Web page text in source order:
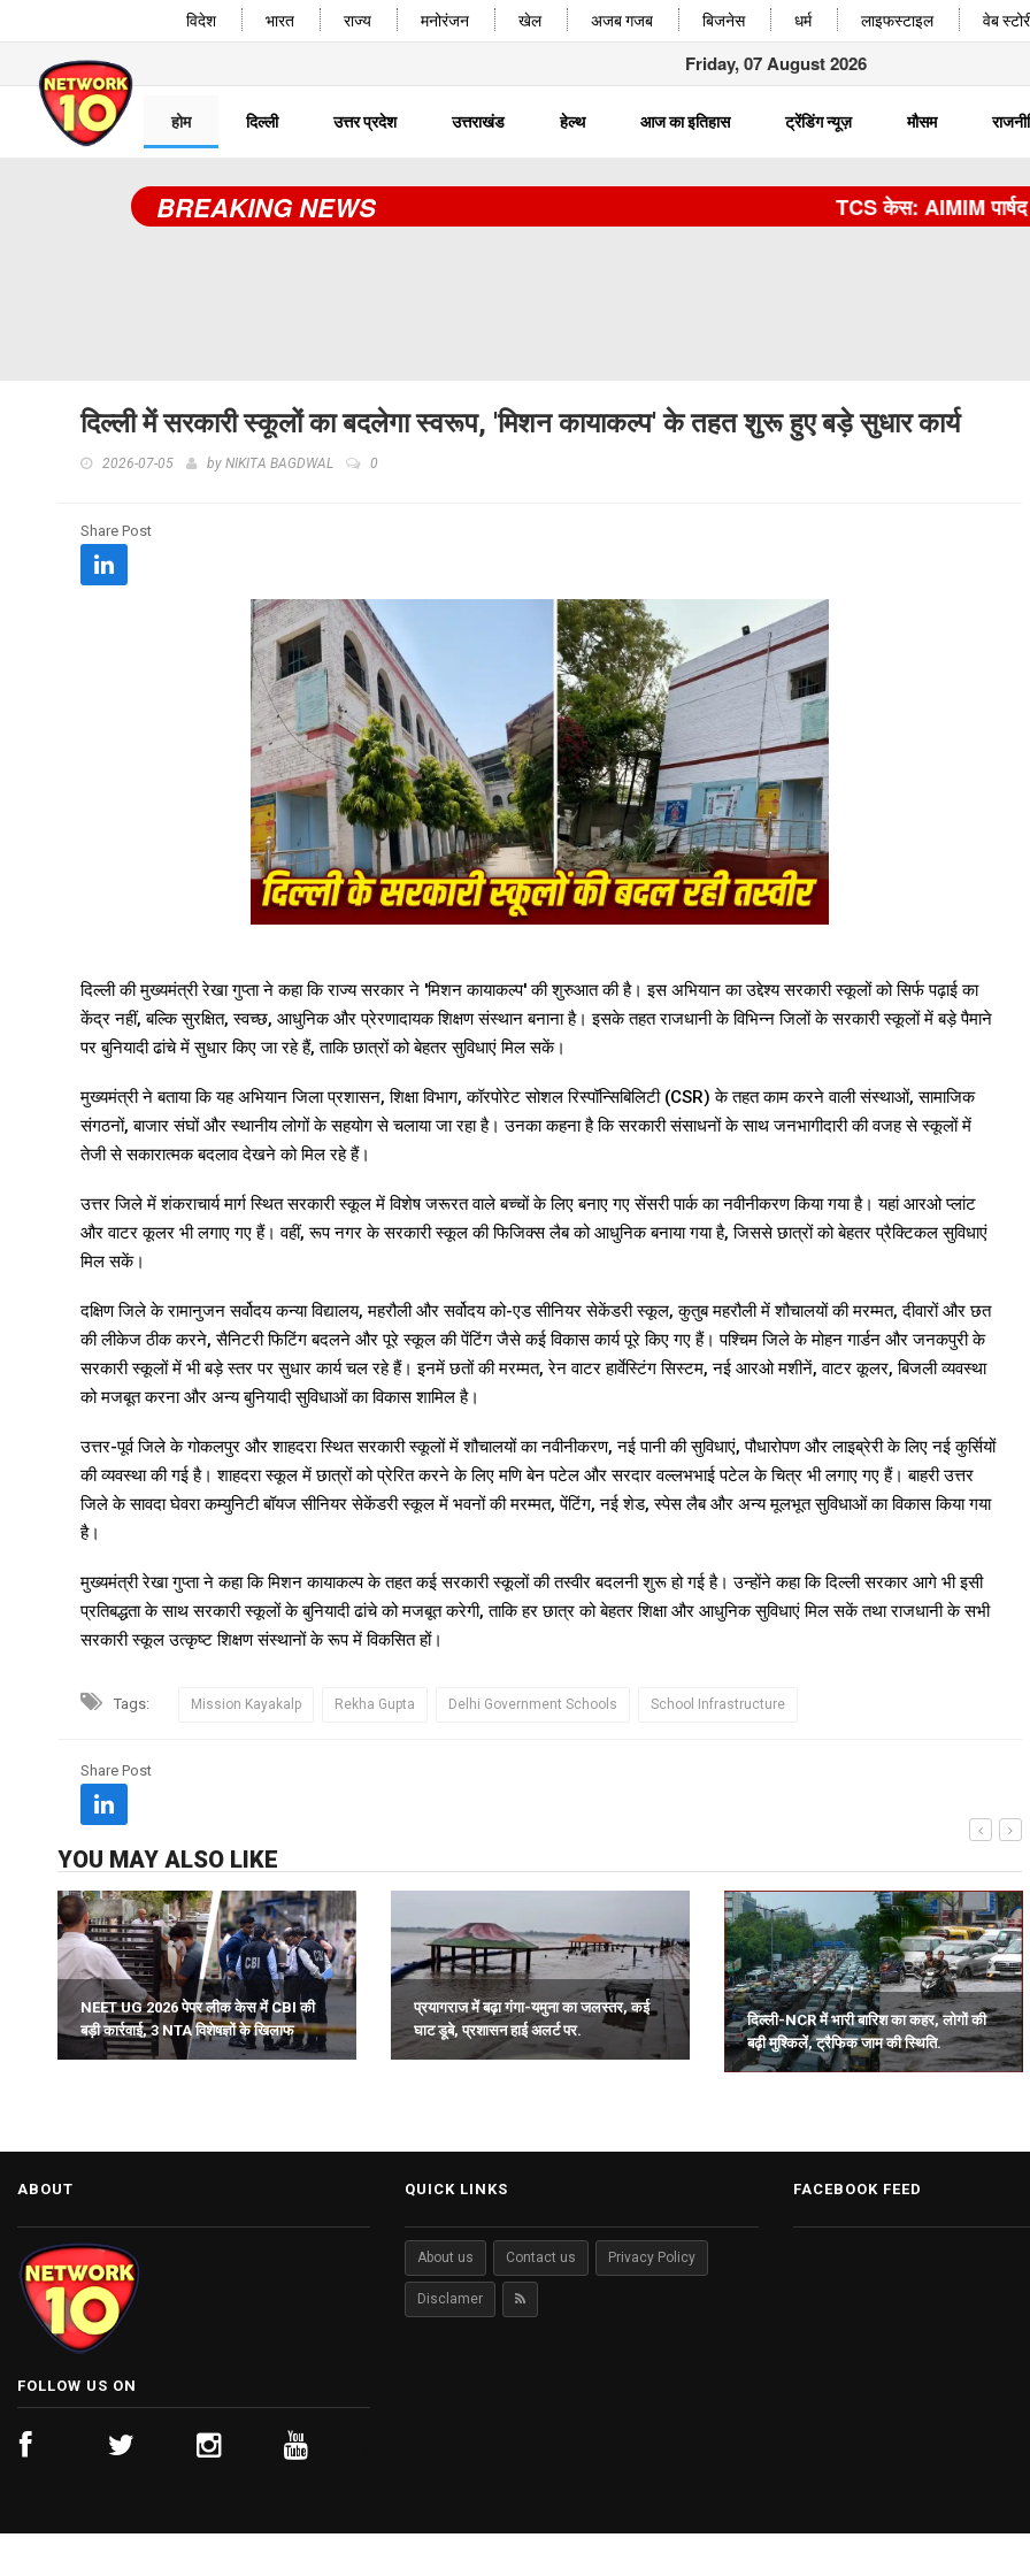
विदेश भारत राज्य मनोरंजन खेल अजब गजब बिजनेस धर्म लाइफस्टाइल वेब
Friday, 07 August 2026
होम दिल्ली उत्तर प्रदेश उत्तराखंड हेल्थ आज का इतिहास ट्रेंडिंग न्यूज़ मौसम
BREAKING NEWS TCS केस: AIMIM पार्षद मतीन
दिल्ली में सरकारी स्कूलों का बदलेगा स्वरूप, 'मिशन कायाकल्प' के तहत शुरू हुए बड़े सुधार कार्य
2026-07-05 by NIKITA BAGDWAL 0
Share Post
दिल्ली की मुख्यमंत्री रेखा गुप्ता ने कहा कि राज्य सरकार ने 'मिशन कायाकल्प' की शुरुआत की है। इस अभियान का उद्देश्य सरकारी स्कूलों को सिर्फ पढ़ाई का
केंद्र नहीं, बल्कि सुरक्षित, स्वच्छ, आधुनिक और प्रेरणादायक शिक्षण संस्थान बनाना है। इसके तहत राजधानी के विभिन्न जिलों के सरकारी स्कूलों में बड़े पैमाने
पर बुनियादी ढांचे में सुधार किए जा रहे हैं, ताकि छात्रों को बेहतर सुविधाएं मिल सकें।
मुख्यमंत्री ने बताया कि यह अभियान जिला प्रशासन, शिक्षा विभाग, कॉरपोरेट सोशल रिस्पॉन्सिबिलिटी (CSR) के तहत काम करने वाली संस्थाओं, सामाजिक
संगठनों, बाजार संघों और स्थानीय लोगों के सहयोग से चलाया जा रहा है। उनका कहना है कि सरकारी संसाधनों के साथ जनभागीदारी की वजह से स्कूलों में
तेजी से सकारात्मक बदलाव देखने को मिल रहे हैं।
उत्तर जिले में शंकराचार्य मार्ग स्थित सरकारी स्कूल में विशेष जरूरत वाले बच्चों के लिए बनाए गए सेंसरी पार्क का नवीनीकरण किया गया है। यहां आरओ प्लांट
और वाटर कूलर भी लगाए गए हैं। वहीं, रूप नगर के सरकारी स्कूल की फिजिक्स लैब को आधुनिक बनाया गया है, जिससे छात्रों को बेहतर प्रैक्टिकल सुविधाएं
मिल सकें।
दक्षिण जिले के रामानुजन सर्वोदय कन्या विद्यालय, महरौली और सर्वोदय को-एड सीनियर सेकेंडरी स्कूल, कुतुब महरौली में शौचालयों की मरम्मत, दीवारों और छत
की लीकेज ठीक करने, सैनिटरी फिटिंग बदलने और पूरे स्कूल की पेंटिंग जैसे कई विकास कार्य पूरे किए गए हैं। पश्चिम जिले के मोहन गार्डन और जनकपुरी के
सरकारी स्कूलों में भी बड़े स्तर पर सुधार कार्य चल रहे हैं। इनमें छतों की मरम्मत, रेन वाटर हार्वेस्टिंग सिस्टम, नई आरओ मशीनें, वाटर कूलर, बिजली व्यवस्था
को मजबूत करना और अन्य बुनियादी सुविधाओं का विकास शामिल है।
उत्तर-पूर्व जिले के गोकलपुर और शाहदरा स्थित सरकारी स्कूलों में शौचालयों का नवीनीकरण, नई पानी की सुविधाएं, पौधारोपण और लाइब्रेरी के लिए नई कुर्सियों
की व्यवस्था की गई है। शाहदरा स्कूल में छात्रों को प्रेरित करने के लिए मणि बेन पटेल और सरदार वल्लभभाई पटेल के चित्र भी लगाए गए हैं। बाहरी उत्तर
जिले के सावदा घेवरा कम्युनिटी बॉयज सीनियर सेकेंडरी स्कूल में भवनों की मरम्मत, पेंटिंग, नई शेड, स्पेस लैब और अन्य मूलभूत सुविधाओं का विकास किया गया
है।
मुख्यमंत्री रेखा गुप्ता ने कहा कि मिशन कायाकल्प के तहत कई सरकारी स्कूलों की तस्वीर बदलनी शुरू हो गई है। उन्होंने कहा कि दिल्ली सरकार आगे भी इसी
प्रतिबद्धता के साथ सरकारी स्कूलों के बुनियादी ढांचे को मजबूत करेगी, ताकि हर छात्र को बेहतर शिक्षा और आधुनिक सुविधाएं मिल सकें तथा राजधानी के सभी
सरकारी स्कूल उत्कृष्ट शिक्षण संस्थानों के रूप में विकसित हों।
Tags: Mission Kayakalp Rekha Gupta Delhi Government Schools School Infrastructure
Share Post
YOU MAY ALSO LIKE
NEET UG 2026 पेपर लीक केस में CBI की
बड़ी कार्रवाई, 3 NTA विशेषज्ञों के खिलाफ
चार्जशीट दाखिल.
प्रयागराज में बढ़ा गंगा-यमुना का जलस्तर, कई
घाट डूबे, प्रशासन हाई अलर्ट पर.
दिल्ली-NCR में भारी बारिश का कहर, लोगों की
बढ़ी मुश्किलें, ट्रैफिक जाम की स्थिति.
ABOUT
FOLLOW US ON
QUICK LINKS
About us Contact us Privacy Policy
Disclamer
FACEBOOK FEED